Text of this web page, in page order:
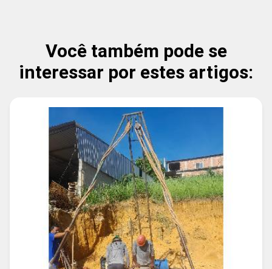
Você também pode se
interessar por estes artigos: